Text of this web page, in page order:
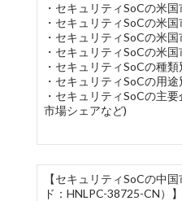
・セキュリティSoCの米
・セキュリティSoCの米
・セキュリティSoCの米
・セキュリティSoCの米
・セキュリティSoCの種
・セキュリティSoCの用
・セキュリティSoCの主
市場シェアなど)
【セキュリティSoCの中
ド：HNLPC-38725-CN）】